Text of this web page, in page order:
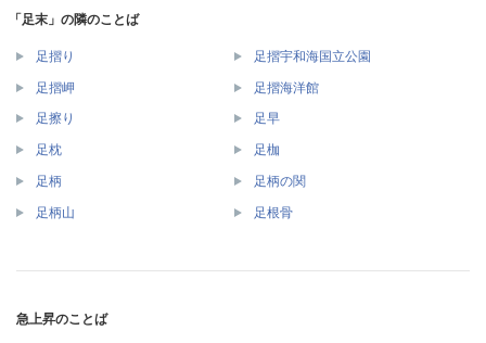
「足末」の隣のことば
足摺り 足摺宇和海国立公園
足摺岬 足摺海洋館
足擦り 足早
足枕 足枷
足柄 足柄の関
足柄山 足根骨
急上昇のことば